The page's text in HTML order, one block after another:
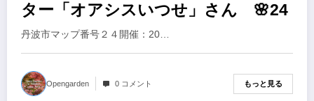
ター「オアシスいつせ」さん 🌸24
丹波市マップ番号２４開催：20…
Opengarden 0 コメント もっと見る